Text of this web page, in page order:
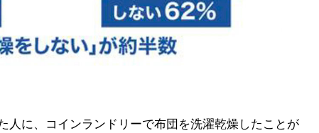
人に、コインランドリーで布団を洗濯乾燥したことが